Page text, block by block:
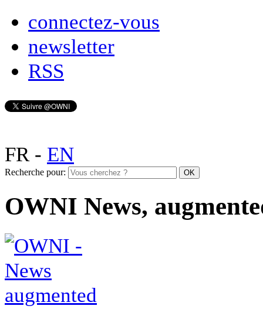
connectez-vous
newsletter
RSS
FR- EN
Recherche pour:
OWNI News,